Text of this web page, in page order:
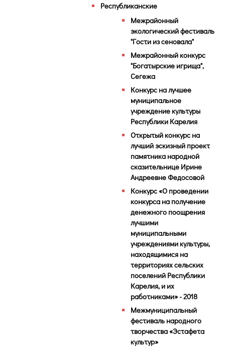
Республиканские
Межрайонный
экологический фестиваль
"Гости из сеновала"
Межрайонный конкурс
"Богатырские игрища",
Сегежа
Конкурс на лучшее
муниципальное
учреждение культуры
Республики Карелия
Открытый конкурс на
лучший эскизный проект
памятника народной
сказительнице Ирине
Андреевне Федосовой
Конкурс «О проведении
конкурса на получение
денежного поощрения
лучшими
муниципальными
учреждениями культуры,
находящимися на
территориях сельских
поселений Республики
Карелия, и их
работниками» - 2018
Межмуниципальный
фестиваль народного
творчества «Эстафета
культур»